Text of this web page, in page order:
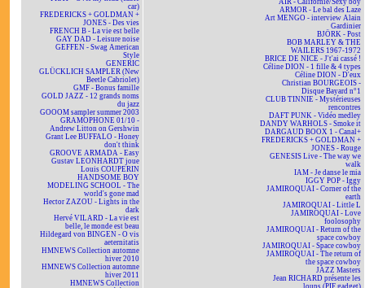
car)
FREDERICKS + GOLDMAN +
JONES - Des vies
FRENCH B - La vie est belle
GAY DAD - Leisure noise
GEFFEN - Swag American
Style
GENERIC
GLÜCKLICH SAMPLER (New
Beetle Cabriolet)
GMF - Bonus famille
GOLD JAZZ - 12 grands noms
du jazz
GOOOM sampler summer 2003
GRAMOPHONE 01/10 -
Andrew Litton on Gershwin
Grant Lee BUFFALO - Honey
don't think
GROOVE ARMADA - Easy
Gustav LEONHARDT joue
Louis COUPERIN
HANDSOME BOY
MODELING SCHOOL - The
world's gone mad
Hector ZAZOU - Lights in the
dark
Hervé VILARD - La vie est
belle, le monde est beau
Hildegard von BINGEN - O vis
aeternitatis
HMNEWS Collection automne
hiver 2010
HMNEWS Collection automne
hiver 2011
HMNEWS Collection
AIR - Californie/Sexy boy
ARMOR - Le bal des Laze
Art MENGO - interview Alain
Gardinier
BJÖRK - Post
BOB MARLEY & THE
WAILERS 1967-1972
BRICE DE NICE - J't'ai cassé !
Céline DION - 1 fille & 4 types
Céline DION - D'eux
Christian BOURGEOIS -
Disque Bayard n°1
CLUB TINNIE - Mystérieuses
rencontres
DAFT PUNK - Vidéo medley
DANDY WARHOLS - Smoke it
DARGAUD BOOX 1 - Canal+
FREDERICKS + GOLDMAN +
JONES - Rouge
GENESIS Live - The way we
walk
IAM - Je danse le mia
IGGY POP - Iggy
JAMIROQUAI - Corner of the
earth
JAMIROQUAI - Little L
JAMIROQUAI - Love
foolosophy
JAMIROQUAI - Return of the
space cowboy
JAMIROQUAI - Space cowboy
JAMIROQUAI - The return of
the space cowboy
JAZZ Masters
Jean RICHARD présente les
loups (PIF gadget)